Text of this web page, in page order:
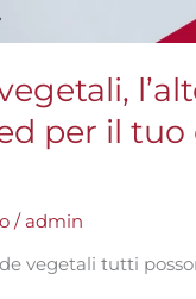
per il tuo
/admin
vegetali tutti